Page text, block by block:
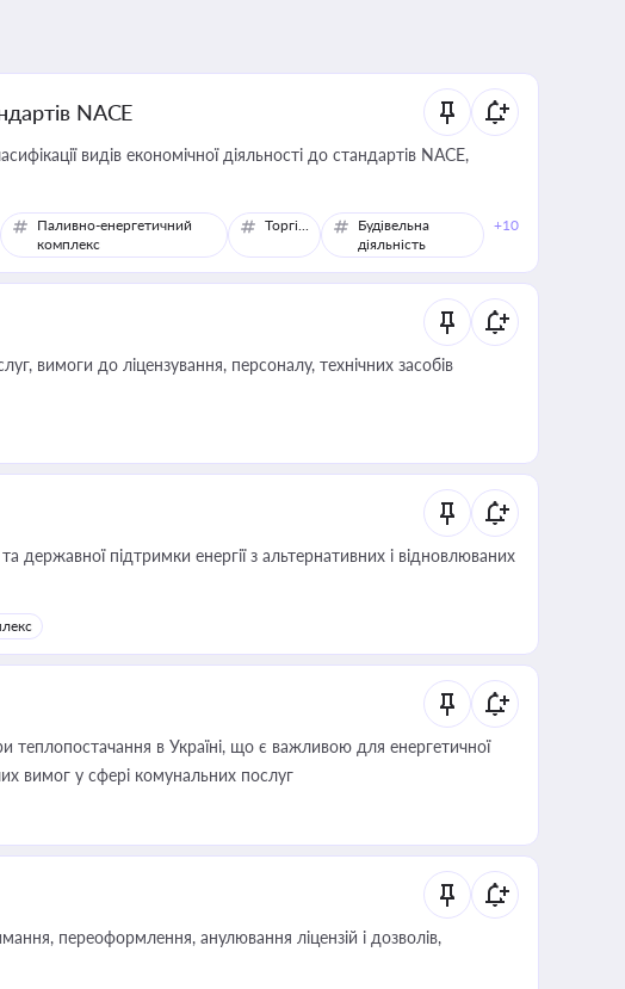
NACE
видів економічної діяльності до стандартів NACE,
Паливно-енергетичний
комплекс
Торгівля
Будівельна
діяльність
+10
вимоги до ліцензування, персоналу, технічних засобів
підтримки енергії з альтернативних і відновлюваних
теплопостачання в Україні, що є важливою для енергетичної
вимог у сфері комунальних послуг
переоформлення, анулювання ліцензій і дозволів,